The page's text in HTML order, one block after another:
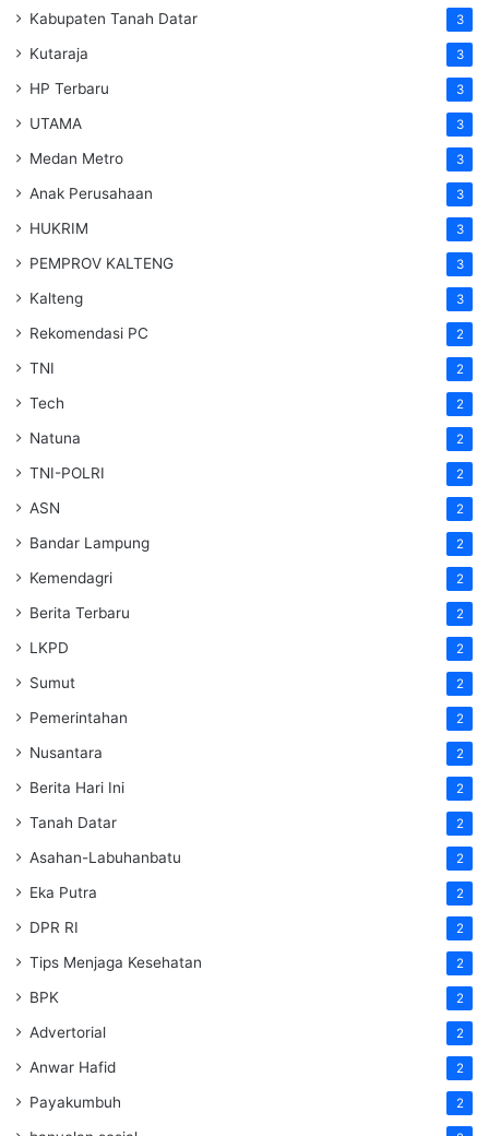
Kabupaten Tanah Datar 3
Kutaraja 3
HP Terbaru 3
UTAMA 3
Medan Metro 3
Anak Perusahaan 3
HUKRIM 3
PEMPROV KALTENG 3
Kalteng 3
Rekomendasi PC 2
TNI 2
Tech 2
Natuna 2
TNI-POLRI 2
ASN 2
Bandar Lampung 2
Kemendagri 2
Berita Terbaru 2
LKPD 2
Sumut 2
Pemerintahan 2
Nusantara 2
Berita Hari Ini 2
Tanah Datar 2
Asahan-Labuhanbatu 2
Eka Putra 2
DPR RI 2
Tips Menjaga Kesehatan 2
BPK 2
Advertorial 2
Anwar Hafid 2
Payakumbuh 2